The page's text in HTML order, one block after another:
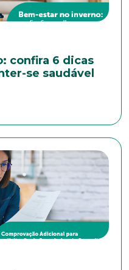
confira 6 dicas
se saudável